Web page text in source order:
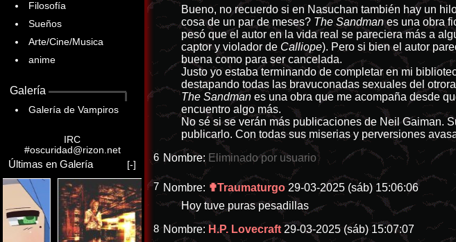
Filosofía
Sueños
Arte/Cine/Musica
anime
Galería
Galería de Vampiros
IRC
#oscuridad@rizon.net
Últimas en Galería [-]
Bueno, no recuerdo si en Nasuchan también hay un
cosa de un par de meses? The Sandmanes una obra
pesó que el autor en la vida real se pareciera más a
captor y violador de Calliope). Pero si bien el autor
buena como para ser cancelada.
Justo yo estaba terminando de completar en mi
destapando todas las bravuconadas sexuales del
The Sandman es una obra que me acompaña desde
encuentro algo más.
No sé si se verán más publicaciones de Neil Gaiman.
publicarlo. Con todas sus miserias y perversiones
6 Nombre: Eliminado por usuario
7 Nombre: ✟Traumaturgo 29-03-2025 (sáb) 15:06:06
Hoy tuve puras pesadillas
8 Nombre: H.P. Lovecraft 29-03-2025 (sáb) 15:07:07